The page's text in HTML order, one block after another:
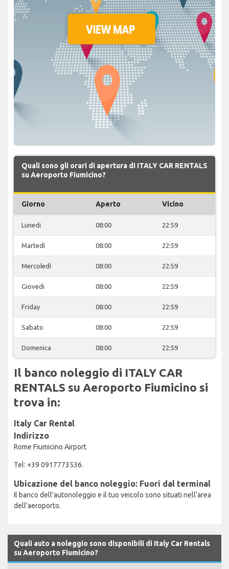
Quali sono gli orari di apertura di ITALY CAR RENTALS
su Aeroporto Fiumicino?
Giorno Aperto Vicino
Lunedi 08:00 22:59
Martedì 08:00 22:59
Mercoledì 08:00 22:59
Giovedi 08:00 22:59
Friday 08:00 22:59
Sabato 08:00 22:59
Domenica 08:00 22:59
Il banco noleggio di ITALY CAR
RENTALS su Aeroporto Fiumicino si
trova in:
Italy Car Rental
Indirizzo
Rome Fiumicino Airport
Tel: +39 0917773536.
Ubicazione del banco noleggio: Fuori dal terminal
Il banco dell'autonoleggio e il tuo veicolo sono situati nell’area
dell'aeroporto.
Quali auto a noleggio sono disponibili di Italy Car Rentals
su Aeroporto Fiumicino?